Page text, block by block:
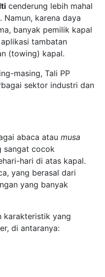
cenderung lebih mahal
Namun, karena daya
banyak pemilik kapal
tambatan
(towing) kapal.
masing, Tali PP
sektor industri dan
abaca atau musa
sangat cocok
hari di atas kapal.
yang berasal dari
yang banyak
karakteristik yang
di antaranya: